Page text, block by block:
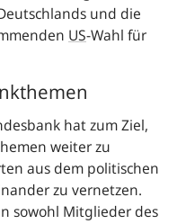
und die
US-Wahl für
hat zum Ziel,
weiter zu
aus dem politischen
zu vernetzen.
sowohl Mitglieder des